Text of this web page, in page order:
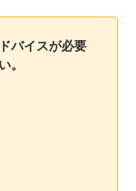
バイスが必要
。